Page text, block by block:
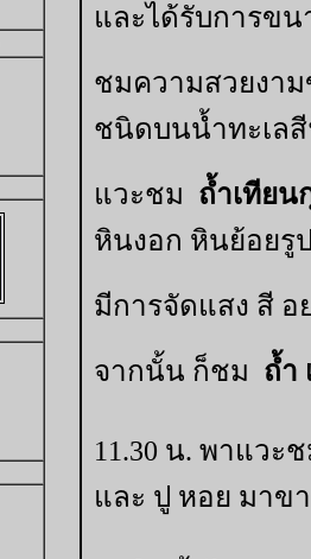
และได้รับการข
ชมความสวยงา
ชนิดบนน้ำทะเล
แวะชม ถ้ำเทียน
หินงอก หินย้อย
มีการจัดแสง สี
จากนั้น ก็ชม ถ้ำ
11.30 น. พาแวะ
และ ปู หอย มาข